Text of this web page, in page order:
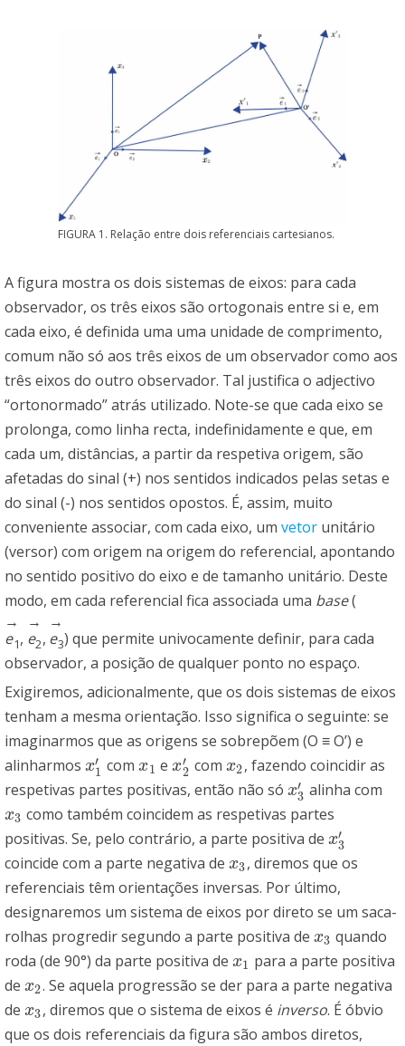
FIGURA 1. Relação entre dois referenciais cartesianos.
A figura mostra os dois sistemas de eixos: para cada
observador, os três eixos são ortogonais entre si e, em
cada eixo, é definida uma uma unidade de comprimento,
comum não só aos três eixos de um observador como aos
três eixos do outro observador. Tal justifica o adjectivo
“ortonormado” atrás utilizado. Note-se que cada eixo se
prolonga, como linha recta, indefinidamente e que, em
cada um, distâncias, a partir da respetiva origem, são
afetadas do sinal (+) nos sentidos indicados pelas setas e
do sinal (-) nos sentidos opostos. É, assim, muito
conveniente associar, com cada eixo, um vetor unitário
(versor) com origem na origem do referencial, apontando
no sentido positivo do eixo e de tamanho unitário. Deste
modo, em cada referencial fica associada uma base(
→
e1,
→
e2,
→
e3) que permite univocamente definir, para cada
observador, a posição de qualquer ponto no espaço.
Exigiremos, adicionalmente, que os dois sistemas de eixos
tenham a mesma orientação. Isso significa o seguinte: se
imaginarmos que as origens se sobrepõem (O ≡ O’) e
alinharmos x′
1
x1 comx1
x1 ex′
2
x2′ com x2
x2, fazendo coincidir as
respetivas partes positivas, então não só x′
3
x3 alinha com
x3
x3 como também coincidem as respetivas partes
positivas. Se, pelo contrário, a parte positiva de x′
3
x3
coincide com a parte negativa de x3
x3, diremos que os
referenciais têm orientações inversas. Por último,
designaremos um sistema de eixos por direto se um saca-
rolhas progredir segundo a parte positiva de x3
x3 quando
roda (de 90°) da parte positiva de x1
x1 para a parte positiva
de x2
x2. Se aquela progressão se der para a parte negativa
de x3
x3, diremos que o sistema de eixos é inverso. É óbvio
que os dois referenciais da figura são ambos diretos,